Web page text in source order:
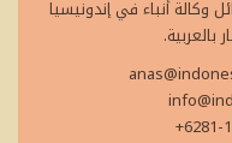
من أوائل وكالة أنباء في إندونيسيا
بالعربية.